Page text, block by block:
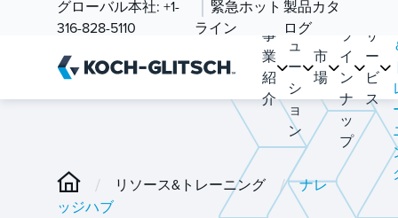
グローバル本社: +1-
316-828-5110
緊急ホット
ライン
製品カタ
ログ
事
業
紹
介
リ
ュ
ー
シ
ョ
ン
市
場
ラ
イ
ン
ナ
ッ
プ
サ
ー
ビ
ス
/ リソース&トレーニング /
ナレ
ッジハブ